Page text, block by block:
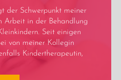
der Schwerpunkt meiner
Arbeit in der Behandlung
Seit einigen
von meiner Kollegin
Kindertherapeutin,